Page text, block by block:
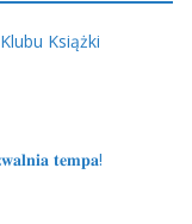
Książki
𝐭𝐞𝐦𝐩𝐚!